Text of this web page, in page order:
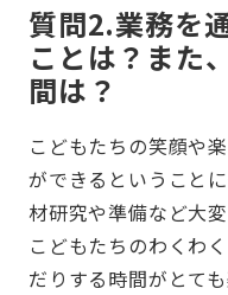
質問2.業務を
ことは？また
間は？
こどもたちの笑顔や
ができるということ
材研究や準備など大
こどもたちのわくわ
だりする時間がとて